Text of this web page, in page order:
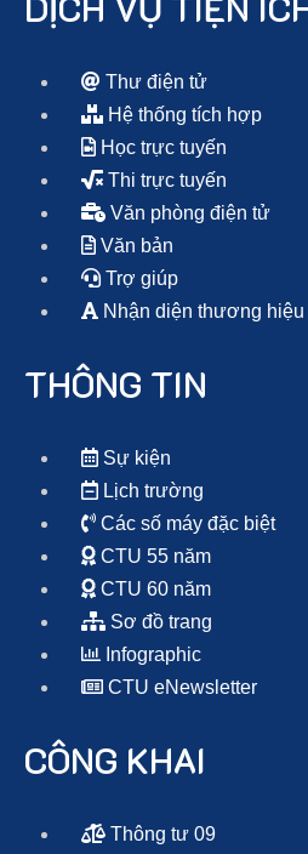
Thư điện tử
Hệ thống tích hợp
Học trực tuyến
Thi trực tuyến
Văn phòng điện tử
Văn bản
Trợ giúp
Nhận diện thương hiệu
THÔNG TIN
Sự kiện
Lịch trường
Các số máy đặc biệt
CTU 55 năm
CTU 60 năm
Sơ đồ trang
Infographic
CTU eNewsletter
CÔNG KHAI
Thông tư 09